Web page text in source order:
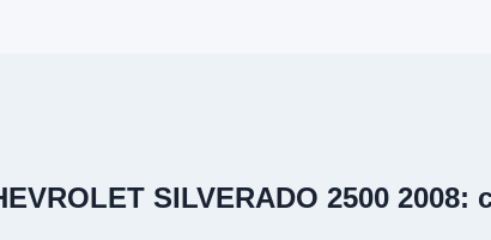
SILVERADO 2500